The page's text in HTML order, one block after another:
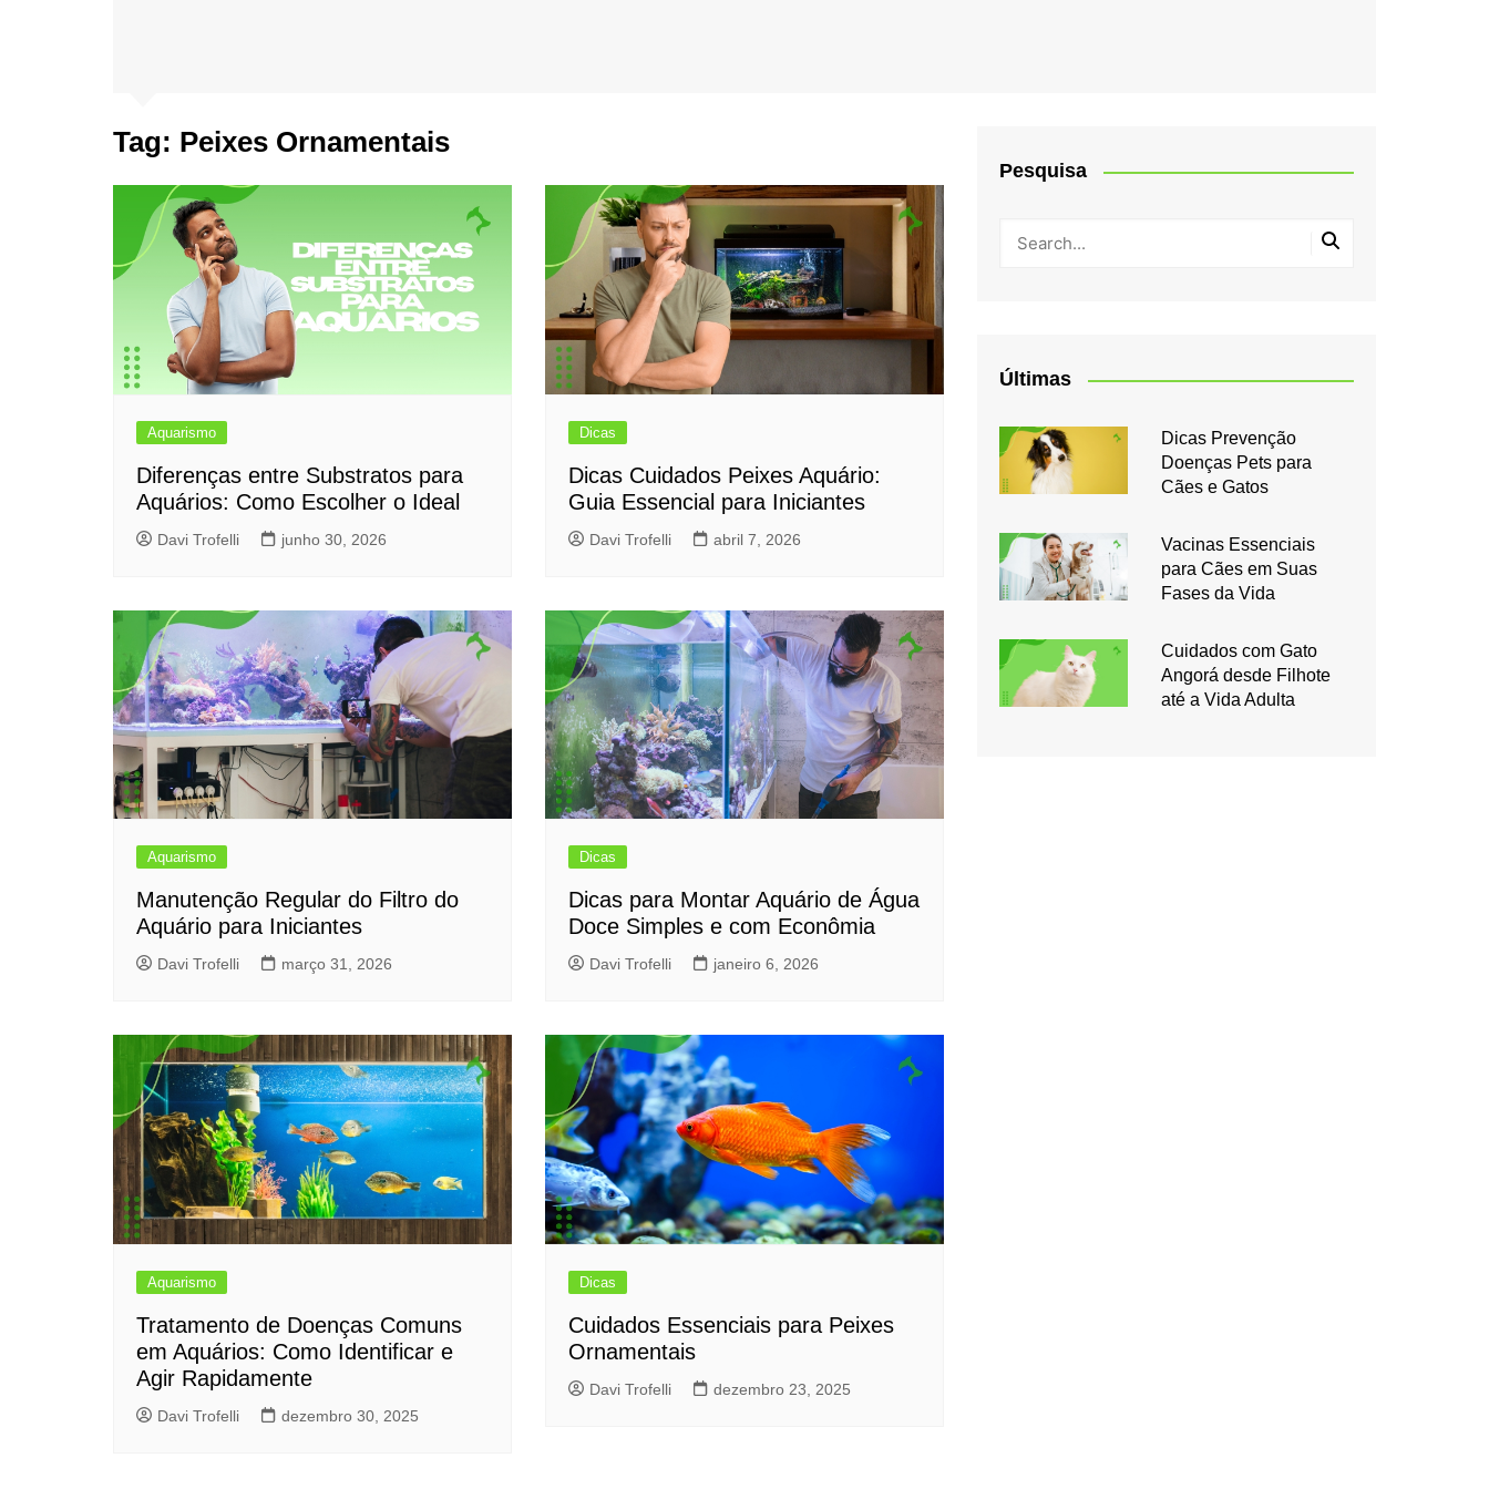
Tag: Peixes Ornamentais
Aquarismo
Diferenças entre Substratos para
Aquários: Como Escolher o Ideal
Davi Trofelli junho 30, 2026
Dicas
Dicas Cuidados Peixes Aquário:
Guia Essencial para Iniciantes
Davi Trofelli abril 7, 2026
Aquarismo
Manutenção Regular do Filtro do
Aquário para Iniciantes
Davi Trofelli março 31, 2026
Dicas
Dicas para Montar Aquário de Água
Doce Simples e com Econômia
Davi Trofelli janeiro 6, 2026
Aquarismo
Tratamento de Doenças Comuns
em Aquários: Como Identificar e
Agir Rapidamente
Davi Trofelli dezembro 30, 2025
Dicas
Cuidados Essenciais para Peixes
Ornamentais
Davi Trofelli dezembro 23, 2025
Pesquisa
Últimas
Dicas Prevenção
Doenças Pets para
Cães e Gatos
Vacinas Essenciais
para Cães em Suas
Fases da Vida
Cuidados com Gato
Angorá desde Filhote
até a Vida Adulta